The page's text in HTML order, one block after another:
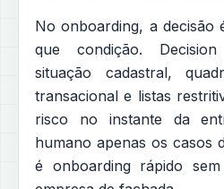
No onboarding, a decisão
que condição.
situação cadastral,
transacional e listas
risco no instante da
humano apenas os casos
é onboarding rápido